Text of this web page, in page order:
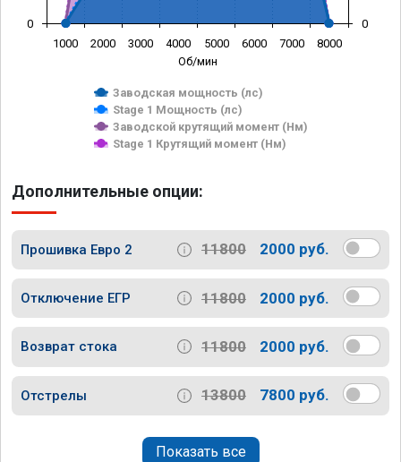
Об/мин
Заводская мощность (лс)
Stage 1 Мощность (лс)
Заводской крутящий момент (Нм)
Stage 1 Крутящий момент (Нм)
1000 2000 3000 4000 5000 6000 7000 8000
0 0
Дополнительные опции:
Прошивка Евро 2 11800 2000 руб.
Отключение ЕГР 11800 2000 руб.
Возврат стока 11800 2000 руб.
Отстрелы 13800 7800 руб.
Показать все